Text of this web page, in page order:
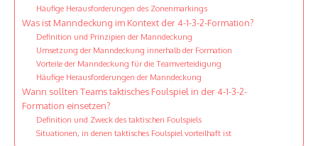
Häufige Herausforderungen des Zonenmarkings
Was ist Manndeckung im Kontext der 4-1-3-2-Formation?
Definition und Prinzipien der Manndeckung
Umsetzung der Manndeckung innerhalb der Formation
Vorteile der Manndeckung für die Teamverteidigung
Häufige Herausforderungen der Manndeckung
Wann sollten Teams taktisches Foulspiel in der 4-1-3-2-
Formation einsetzen?
Definition und Zweck des taktischen Foulspiels
Situationen, in denen taktisches Foulspiel vorteilhaft ist